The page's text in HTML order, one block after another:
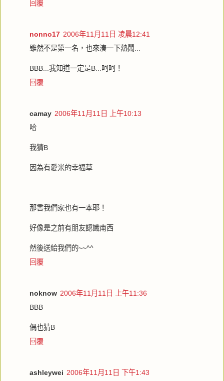
回覆
nonno17 2006年11月11日 凌晨12:41
雖然不是第一名，也來湊一下熱鬧...
BBB...我知道一定是B...呵呵！
回覆
camay 2006年11月11日 上午10:13
哈
我猜B
因為有愛米的幸福草
那書我們家也有一本耶！
好像是之前有朋友認識南西
然後送給我們的~~^^
回覆
noknow 2006年11月11日 上午11:36
BBB
偶也猜B
回覆
ashleywei 2006年11月11日 下午1:43